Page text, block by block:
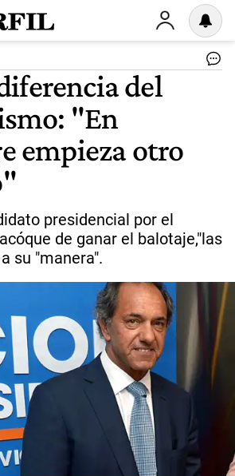
del
"En
empieza otro
presidencial por el
de ganar el balotaje,"las
su "manera".